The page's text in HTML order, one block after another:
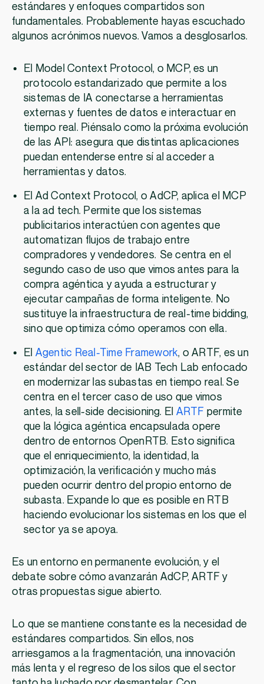
estándares y enfoques compartidos son
fundamentales. Probablemente hayas escuchado
algunos acrónimos nuevos. Vamos a desglosarlos.
El Model Context Protocol, o MCP, es un
protocolo estandarizado que permite a los
sistemas de IA conectarse a herramientas
externas y fuentes de datos e interactuar en
tiempo real. Piénsalo como la próxima evolución
de las API: asegura que distintas aplicaciones
puedan entenderse entre sí al acceder a
herramientas y datos.
El Ad Context Protocol, o AdCP, aplica el MCP
a la ad tech. Permite que los sistemas
publicitarios interactúen con agentes que
automatizan flujos de trabajo entre
compradores y vendedores. Se centra en el
segundo caso de uso que vimos antes para la
compra agéntica y ayuda a estructurar y
ejecutar campañas de forma inteligente. No
sustituye la infraestructura de real-time bidding,
sino que optimiza cómo operamos con ella.
El Agentic Real-Time Framework, o ARTF, es un
estándar del sector de IAB Tech Lab enfocado
en modernizar las subastas en tiempo real. Se
centra en el tercer caso de uso que vimos
antes, la sell-side decisioning. El ARTF permite
que la lógica agéntica encapsulada opere
dentro de entornos OpenRTB. Esto significa
que el enriquecimiento, la identidad, la
optimización, la verificación y mucho más
pueden ocurrir dentro del propio entorno de
subasta. Expande lo que es posible en RTB
haciendo evolucionar los sistemas en los que el
sector ya se apoya.
Es un entorno en permanente evolución, y el
debate sobre cómo avanzarán AdCP, ARTF y
otras propuestas sigue abierto.
Lo que se mantiene constante es la necesidad de
estándares compartidos. Sin ellos, nos
arriesgamos a la fragmentación, una innovación
más lenta y el regreso de los silos que el sector